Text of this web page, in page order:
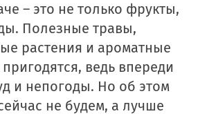
– это не только фрукты,
Полезные травы,
растения и ароматные
ведь впереди
и непогоды. Но об этом
не будем, а лучше